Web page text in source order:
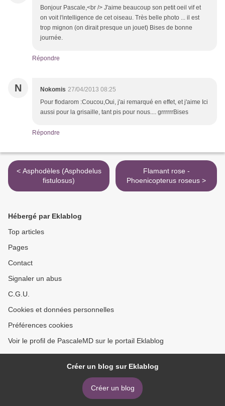
Bonjour Pascale,<br /> J'aime beaucoup son petit oeil vif et
on voit l'intelligence de cet oiseau. Très belle photo ... il est
trop mignon (on dirait presque un jouet) Bises de bonne
journée.
Répondre
N Nokomis 27/04/2013 08:25
Pour flodarom :Coucou,Oui, j'ai remarqué en effet, et j'aime Ici
aussi pour la grisaille, tant pis pour nous.... grrrrrrBises
Répondre
< Asphodèles (Asphodelus
fistulosus)
Flamant rose -
Phoenicopterus roseus >
Hébergé par Eklablog
Top articles
Pages
Contact
Signaler un abus
C.G.U.
Cookies et données personnelles
Préférences cookies
Voir le profil de PascaleMD sur le portail Eklablog
Créer un blog sur Eklablog
Créer un blog